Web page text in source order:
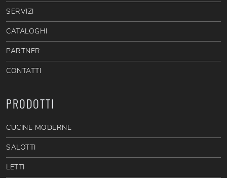
SERVIZI
CATALOGHI
PARTNER
CONTATTI
PRODOTTI
CUCINE MODERNE
SALOTTI
LETTI